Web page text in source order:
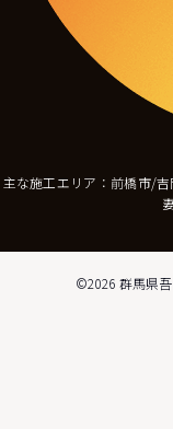
主な施工エリア：前橋市/
©2026 群馬県